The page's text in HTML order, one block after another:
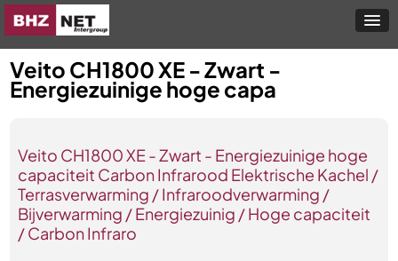
Veito CH1800 XE - Zwart -
Energiezuinige hoge capa
Veito CH1800 XE - Zwart - Energiezuinige hoge
capaciteit Carbon Infrarood Elektrische Kachel /
Terrasverwarming / Infraroodverwarming /
Bijverwarming / Energiezuinig / Hoge capaciteit
/ Carbon Infraro